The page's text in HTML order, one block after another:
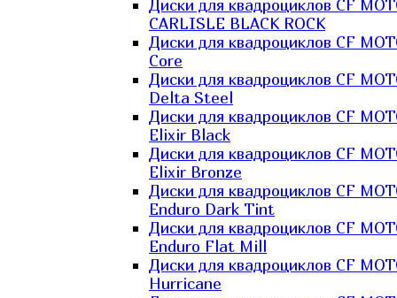
Диски для квадроциклов CF
CARLISLE BLACK ROCK
Диски для квадроциклов CF
Core
Диски для квадроциклов CF
Delta Steel
Диски для квадроциклов CF
Elixir Black
Диски для квадроциклов CF
Elixir Bronze
Диски для квадроциклов CF
Enduro Dark Tint
Диски для квадроциклов CF
Enduro Flat Mill
Диски для квадроциклов CF
Hurricane